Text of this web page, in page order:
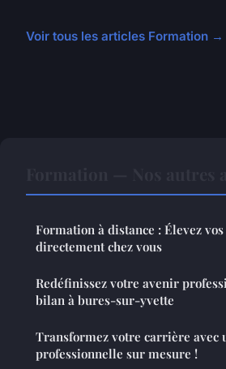
Voir tous les articles Formation →
Formation à distance : Élevez
directement chez vous
Redéfinissez votre avenir
bilan à bures-sur-yvette
Transformez votre carrière avec
professionnelle sur mesure !